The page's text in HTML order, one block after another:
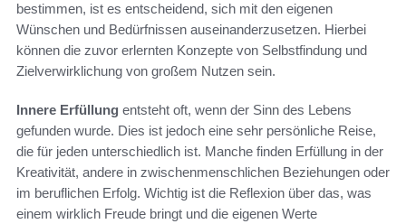
bestimmen, ist es entscheidend, sich mit den eigenen
Wünschen und Bedürfnissen auseinanderzusetzen. Hierbei
können die zuvor erlernten Konzepte von Selbstfindung und
Zielverwirklichung von großem Nutzen sein.
Innere Erfüllung entsteht oft, wenn der Sinn des Lebens
gefunden wurde. Dies ist jedoch eine sehr persönliche Reise,
die für jeden unterschiedlich ist. Manche finden Erfüllung in der
Kreativität, andere in zwischenmenschlichen Beziehungen oder
im beruflichen Erfolg. Wichtig ist die Reflexion über das, was
einem wirklich Freude bringt und die eigenen Werte